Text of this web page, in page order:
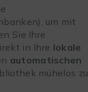
um mit
Sie Ihre
in Ihre lokale
automatischen
mühelos zu